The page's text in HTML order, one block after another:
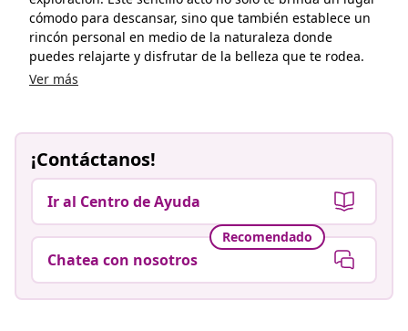
Recomendado
Chatea con nosotros
Vive mejor por menos
Métodos de pago aceptados